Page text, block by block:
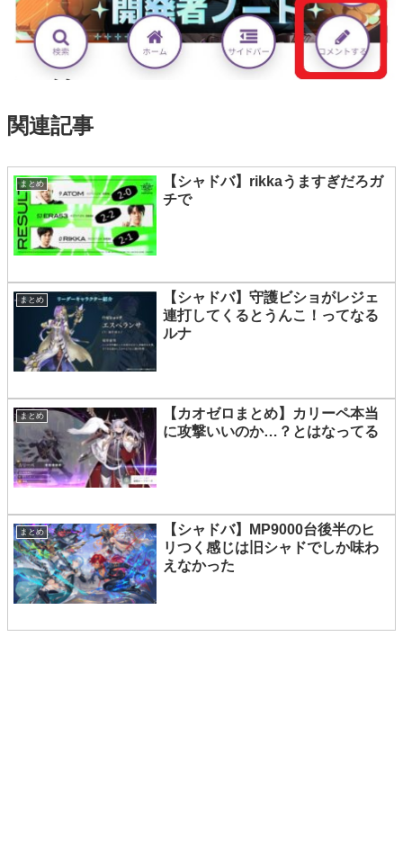
関連記事
まとめ
【シャドバ】rikkaうますぎだろガ
チで
まとめ
【シャドバ】守護ビショがレジェ
連打してくるとうんこ！ってなる
ルナ
まとめ
【カオゼロまとめ】カリーペ本当
に攻撃いいのか…？とはなってる
まとめ
【シャドバ】MP9000台後半のヒ
リつく感じは旧シャドでしか味わ
えなかった